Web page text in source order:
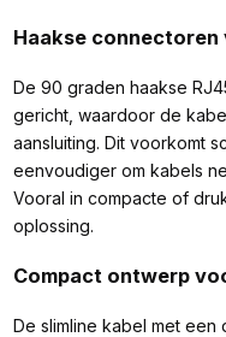
Haakse
De 90 graden haakse
gericht, waardoor de
aansluiting. Dit voorkomt
eenvoudiger om kabels
Vooral in compacte of
oplossing.
Compact ontwerp
De slimline kabel met een